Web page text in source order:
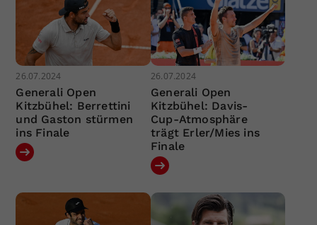
26.07.2024
Generali Open
Kitzbühel: Berrettini
und Gaston stürmen
ins Finale
26.07.2024
Generali Open
Kitzbühel: Davis-
Cup-Atmosphäre
trägt Erler/Mies ins
Finale